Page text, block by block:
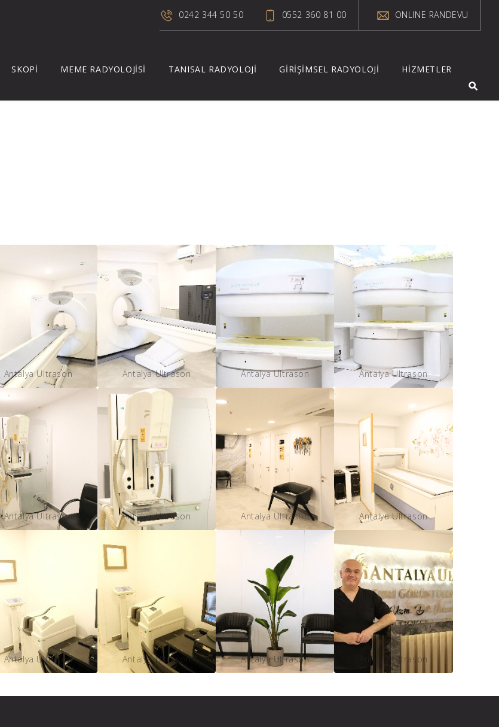
ONLINE RANDEVU
0242 344 50 50 0552 360 81 00
SKOPİ MEME RADYOLOJİSİ TANISAL RADYOLOJİ GİRİŞİMSEL RADYOLOJİ HİZMETLER
Antalya Ultrason Antalya Ultrason Antalya Ultrason Antalya Ultrason
Antalya Ultrason Antalya Ultrason Antalya Ultrason Antalya Ultrason
Antalya Ultrason Antalya Ultrason Antalya Ultrason Antalya Ultrason